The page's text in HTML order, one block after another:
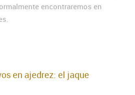
encontraremos en
en ajedrez: el jaque